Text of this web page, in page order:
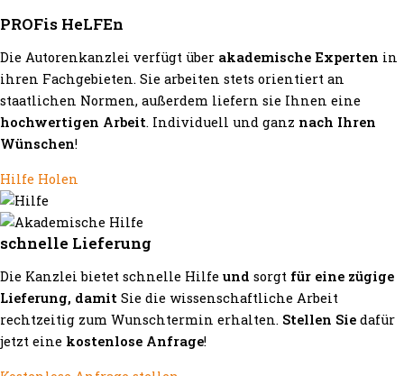
PROFis HeLFEn
Die Autorenkanzlei verfügt über akademische Experten in
ihren Fachgebieten. Sie arbeiten stets orientiert an
staatlichen Normen, außerdem liefern sie Ihnen eine
hochwertigen Arbeit. Individuell und ganz nach Ihren
Wünschen!
Hilfe Holen
schnelle Lieferung
Die Kanzlei bietet schnelle Hilfe und sorgt für eine zügige
Lieferung, damit Sie die wissenschaftliche Arbeit
rechtzeitig zum Wunschtermin erhalten. Stellen Sie dafür
jetzt eine kostenlose Anfrage!